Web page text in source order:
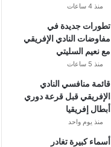
منذ 4 ساعات
تطورات جديدة في
مفاوضات النادي الإفريقي
مع نعيم السليتي
منذ 5 ساعات
قائمة منافسي النادي
الإفريقي قبل قرعة دوري
أبطال إفريقيا
منذ يوم واحد
أسماء كبيرة تغادر